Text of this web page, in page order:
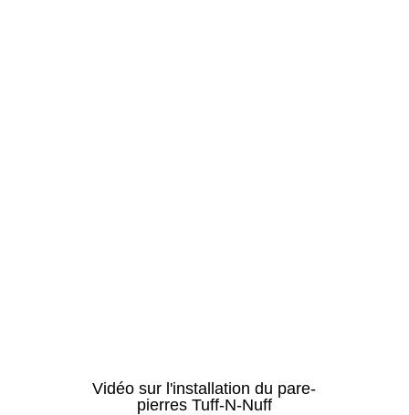
Vidéo sur l'installation du pare-
pierres Tuff-N-Nuff